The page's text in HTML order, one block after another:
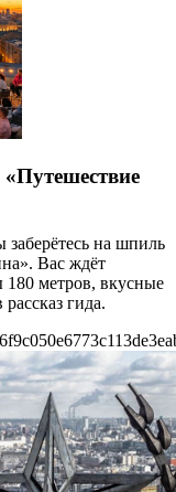
заберётесь на шпиль
Вас ждёт
метров, вкусные
гида.